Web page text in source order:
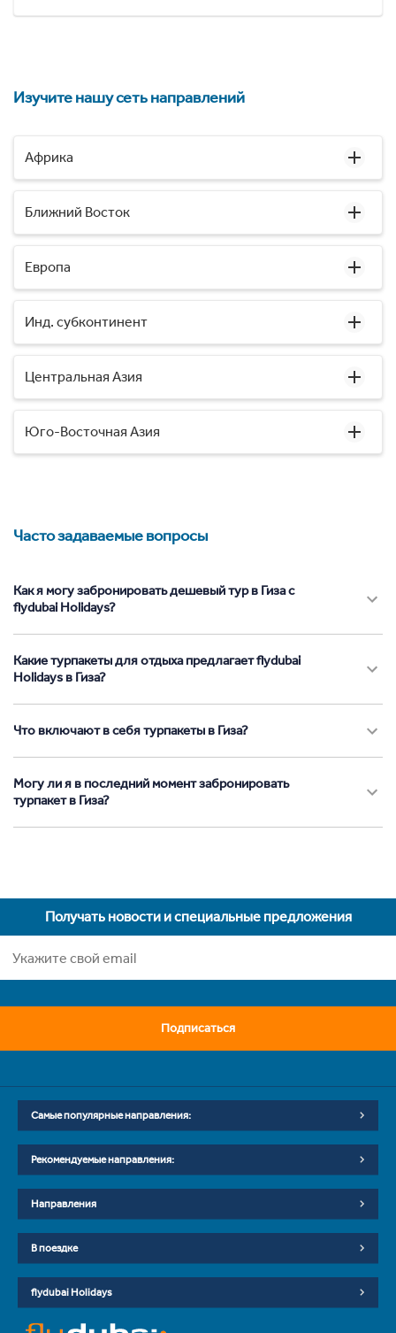
Изучите нашу сеть направлений
Африка
Ближний Восток
Европа
Инд. субконтинент
Центральная Азия
Юго-Восточная Азия
Часто задаваемые вопросы
Как я могу забронировать дешевый тур в Гиза с
flydubai Holidays?
Какие турпакеты для отдыха предлагает flydubai
Holidays в Гиза?
Что включают в себя турпакеты в Гиза?
Могу ли я в последний момент забронировать
турпакет в Гиза?
Получать новости и специальные предложения
Подписаться
Самые популярные направления:
Рекомендуемые направления:
Направления
В поездке
flydubai Holidays